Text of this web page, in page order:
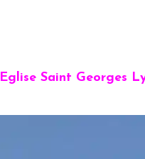
Eglise Saint Georges